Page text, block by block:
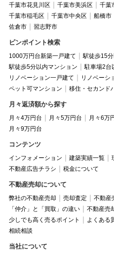
千葉市花見川区 千葉市美浜区 千葉
千葉市稲毛区
千葉市中央区 船橋市
佐倉市
習志野市
ピンポイント検索
1000万円台新築一戸建て
駅徒歩15
駅徒歩5分以内マンション
駐車場2台
リノベーション一戸建て
リノベーシ
ペット可マンション
移住・セカンド
月々返済額から探す
月々4万円台 月々5万円台 月々6万
月々9万円台
コンテンツ
インフォメーション 建築実績一覧
不動産広告チラシ
税金について
不動産売却について
弊社の不動産売却 売却査定 不動産
「仲介」と「買取」の違い
不動産売
少しでも高く売るポイント
よくある
相続相談
当社について